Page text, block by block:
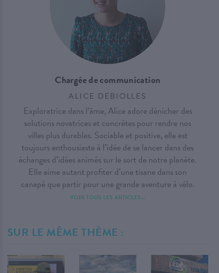
Chargée de communication
ALICE DEBIOLLES
Exploratrice dans l’âme, Alice adore dénicher des
solutions novatrices et concrètes pour rendre nos
villes plus durables. Sociable et positive, elle est
toujours enthousiaste à l’idée de se lancer dans des
échanges d’idées animés sur le sort de notre planète.
Elle aime autant profiter d’une tisane dans son
canapé que partir pour une grande aventure à vélo.
VOIR TOUS LES ARTICLES...
SUR LE MÊME THÈME :